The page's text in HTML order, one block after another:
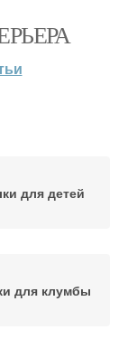
для детей
для клумбы